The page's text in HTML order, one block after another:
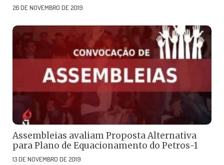
26 DE NOVEMBRO DE 2019
Assembleias avaliam Proposta Alternativa
para Plano de Equacionamento do Petros-1
13 DE NOVEMBRO DE 2019